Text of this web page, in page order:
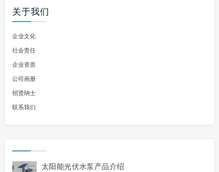
关于我们
企业文化
社会责任
企业资质
公司画册
招贤纳士
联系我们
太阳能光伏水泵产品介绍